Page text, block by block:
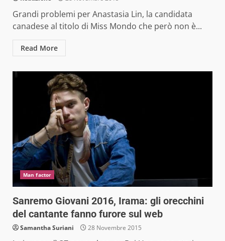
Grandi problemi per Anastasia Lin, la candidata
canadese al titolo di Miss Mondo che però non è...
Read More
Man factor
Sanremo Giovani 2016, Irama: gli orecchini
del cantante fanno furore sul web
Samantha Suriani 28 Novembre 2015